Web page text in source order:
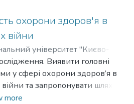
Республіки Крим та міста
і окреслити можливі
до її врегулювання у межах
політики України після
півострова.
охорони здоров'я в
війни
університет "Києво-
академія",2025)Наумець,
Виявити головні
у сфері охорони здоров’я в
та запропонувати шляхи їх
more